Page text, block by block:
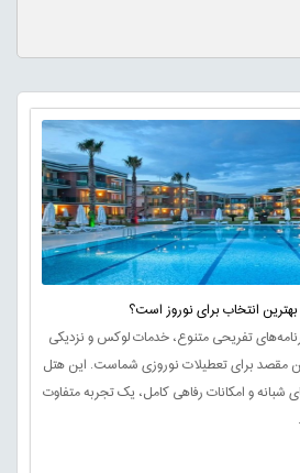
بهترین انتخاب برای نوروز است؟
تفریحی متنوع، خدمات لوکس و نزدیکی
مقصد برای تعطیلات نوروزی شماست. این هتل
شبانه و امکانات رفاهی کامل، یک تجربه متفاوت